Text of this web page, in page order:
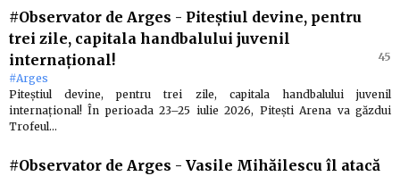
#Observator de Arges - Piteștiul devine, pentru
trei zile, capitala handbalului juvenil
internațional!
45
#Arges
Piteștiul devine, pentru trei zile, capitala handbalului juvenil
internațional! În perioada 23–25 iulie 2026, Pitești Arena va găzdui
Trofeul…
#Observator de Arges - Vasile Mihăilescu îl atacă